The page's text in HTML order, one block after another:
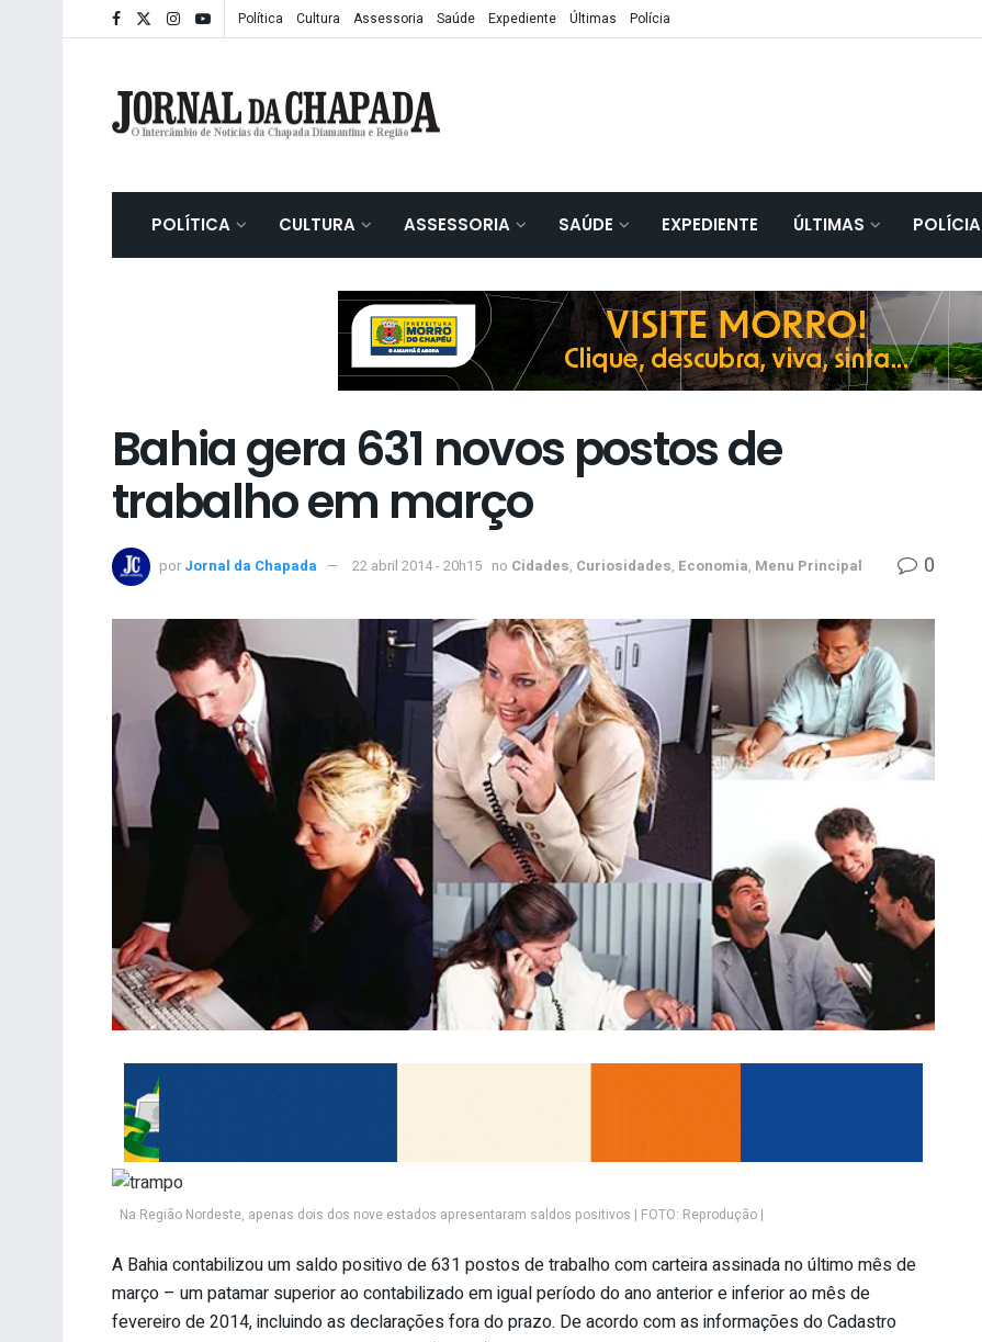
Política Cultura Assessoria Saúde Expediente Últimas Polícia
POLÍTICA CULTURA ASSESSORIA SAÚDE EXPEDIENTE ÚLTIMAS POLÍCIA
Bahia gera 631 novos postos de
trabalho em março
por Jornal da Chapada 22 abril 2014 - 20h15 no Cidades, Curiosidades, Economia, Menu Principal 0
Na Região Nordeste, apenas dois dos nove estados apresentaram saldos positivos | FOTO: Reprodução |
A Bahia contabilizou um saldo positivo de 631 postos de trabalho com carteira assinada no último mês de
março – um patamar superior ao contabilizado em igual período do ano anterior e inferior ao mês de
fevereiro de 2014, incluindo as declarações fora do prazo. De acordo com as informações do Cadastro